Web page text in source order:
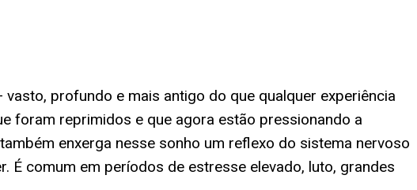
profundo e mais antigo do que qualquer experiência
foram reprimidos e que agora estão pressionando a
enxerga nesse sonho um reflexo do sistema nervoso
comum em períodos de estresse elevado, luto, grandes